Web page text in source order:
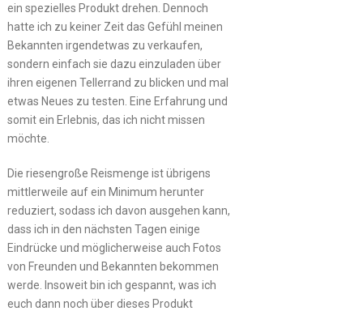
ein spezielles Produkt drehen. Dennoch
hatte ich zu keiner Zeit das Gefühl meinen
Bekannten irgendetwas zu verkaufen,
sondern einfach sie dazu einzuladen über
ihren eigenen Tellerrand zu blicken und mal
etwas Neues zu testen. Eine Erfahrung und
somit ein Erlebnis, das ich nicht missen
möchte.
Die riesengroße Reismenge ist übrigens
mittlerweile auf ein Minimum herunter
reduziert, sodass ich davon ausgehen kann,
dass ich in den nächsten Tagen einige
Eindrücke und möglicherweise auch Fotos
von Freunden und Bekannten bekommen
werde. Insoweit bin ich gespannt, was ich
euch dann noch über dieses Produkt